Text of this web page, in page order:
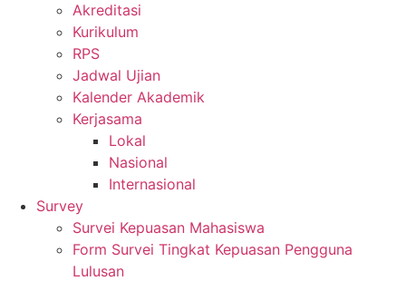
Akreditasi
Kurikulum
RPS
Jadwal Ujian
Kalender Akademik
Kerjasama
Lokal
Nasional
Internasional
Survey
Survei Kepuasan Mahasiswa
Form Survei Tingkat Kepuasan Pengguna
Lulusan